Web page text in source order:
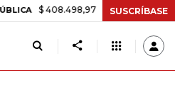
$ 408.498,97 +$ 8.753,81 +2,19%
SUSCRÍBASE